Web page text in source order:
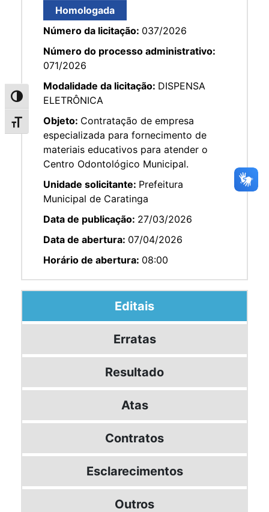
Alternar alto contraste
Alternar tamanho da fonte
Homologada
Número da licitação: 037/2026
Número do processo administrativo:
071/2026
Modalidade da licitação: DISPENSA
ELETRÔNICA
Objeto: Contratação de empresa
especializada para fornecimento de
materiais educativos para atender o
Centro Odontológico Municipal.
Unidade solicitante: Prefeitura
Municipal de Caratinga
Data de publicação: 27/03/2026
Data de abertura: 07/04/2026
Horário de abertura: 08:00
Editais
Erratas
Resultado
Atas
Contratos
Esclarecimentos
Outros